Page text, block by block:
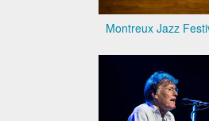
Montreux Jazz